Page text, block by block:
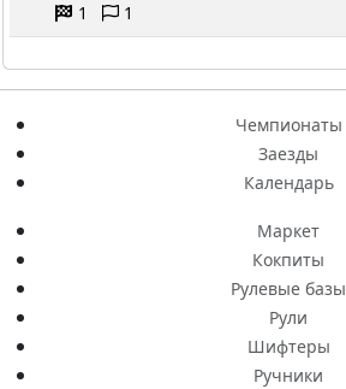
1 1
Чемпионаты
Заезды
Календарь
Маркет
Кокпиты
Рулевые базы
Рули
Шифтеры
Ручники